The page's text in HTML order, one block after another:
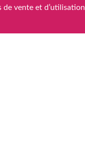
de vente et d’utilisation